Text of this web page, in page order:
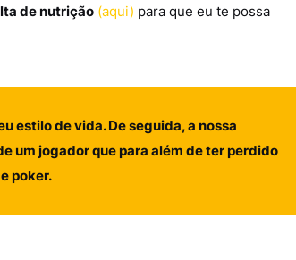
de nutrição (aqui) para que eu te possa
estilo de vida. De seguida, a nossa
um jogador que para além de ter perdido
poker.